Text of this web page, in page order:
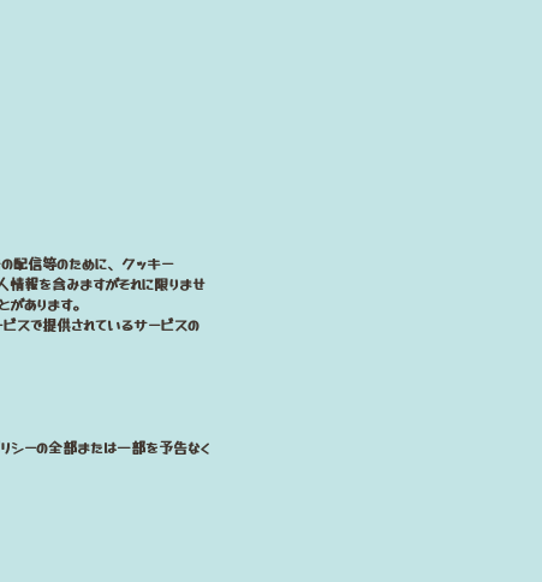
配信等のために、クッキー
報を含みますがそれに限りませ
あります。
スで提供されているサービスの
シーの全部または一部を予告なく